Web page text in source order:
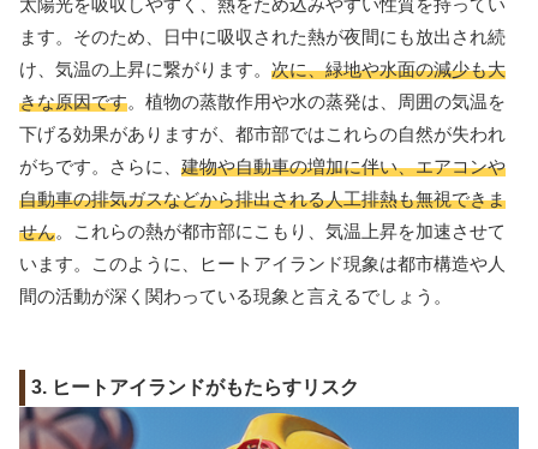
ます。そのため、日中に吸収された熱が夜間にも放出され続
け、気温の上昇に繋がります。 次に、緑地や水面の減少も大
きな原因です。植物の蒸散作用や水の蒸発は、周囲の気温を
下げる効果がありますが、都市部ではこれらの自然が失われ
がちです。さらに、 建物や自動車の増加に伴い、エアコンや
自動車の排気ガスなどから排出される人工排熱も無視できま
せん。これらの熱が都市部にこもり、気温上昇を加速させて
います。このように、ヒートアイランド現象は都市構造や人
間の活動が深く関わっている現象と言えるでしょう。
3. ヒートアイランドがもたらすリスク